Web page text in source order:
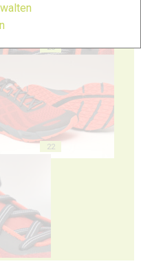
20
22